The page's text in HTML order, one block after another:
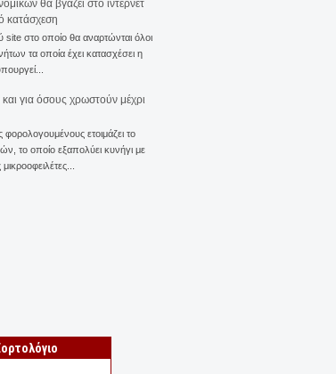
θα βγάζει στο ίντερνετ
κατάσχεση
site στο οποίο θα αναρτώνται όλοι
τα οποία έχει κατασχέσει η
για όσους χρωστούν μέχρι
ετοιμάζει το
το οποίο εξαπολύει κυνήγι με